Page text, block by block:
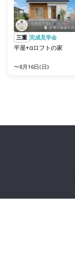
三重 完成見学会
平屋+αロフトの家
〜8月16日(日)